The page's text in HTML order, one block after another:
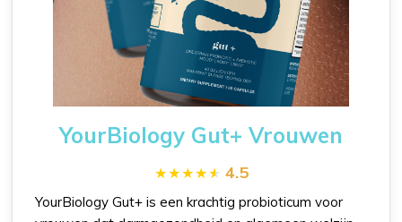
YourBiology Gut+ Vrouwen
4.5
YourBiology Gut+ is een krachtig probioticum voor